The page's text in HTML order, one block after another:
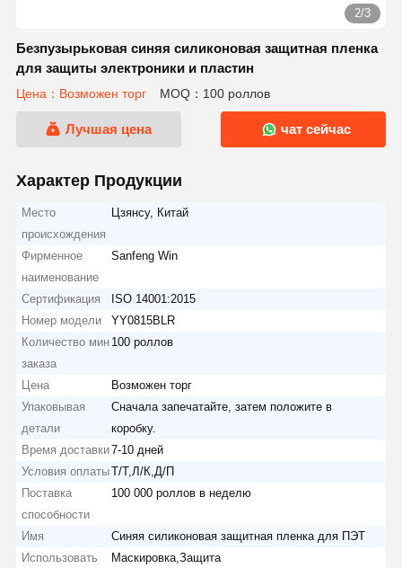
2/3
Безпузырьковая синяя силиконовая защитная пленка
для защиты электроники и пластин
Цена：Возможен торг MOQ：100 роллов
Лучшая цена чат сейчас
Характер Продукции
Место
происхождения
Цзянсу, Китай
Фирменное
наименование
Sanfeng Win
Сертификация
ISO 14001:2015
Номер модели
YY0815BLR
Количество мин
заказа
100 роллов
Цена
Возможен торг
Упаковывая
детали
Сначала запечатайте, затем положите в
коробку.
Время доставки7-10 дней
Условия оплатыТ/Т,Л/К,Д/П
Поставка
способности
100 000 роллов в неделю
Имя
Синяя силиконовая защитная пленка для ПЭТ
Использовать
Маскировка,Защита